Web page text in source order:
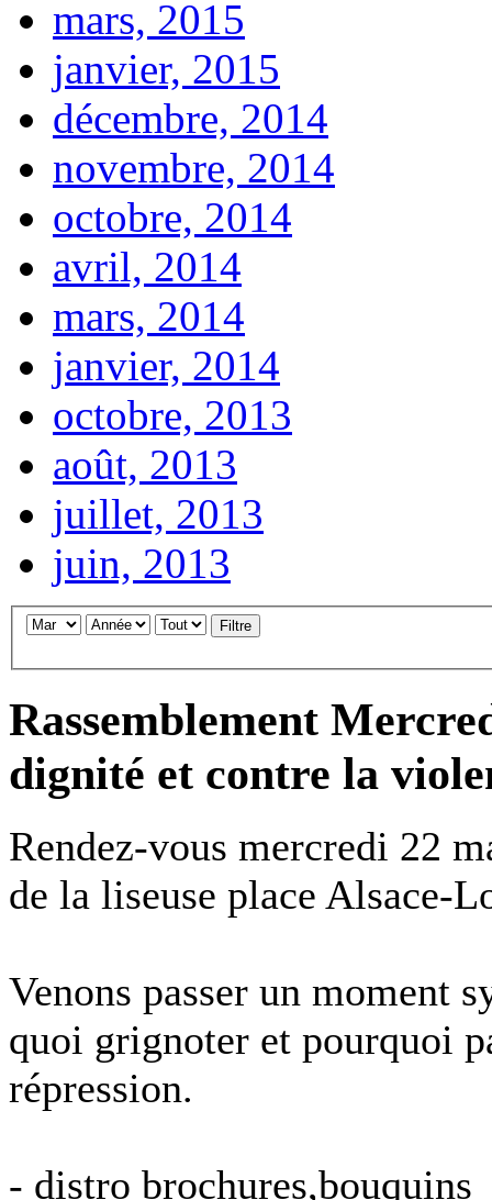
mars, 2015
janvier, 2015
décembre, 2014
novembre, 2014
octobre, 2014
avril, 2014
mars, 2014
janvier, 2014
octobre, 2013
août, 2013
juillet, 2013
juin, 2013
Filtre
Rassemblement
dignité et contre la
Rendez-vous mercredi 22
de la liseuse place Alsace-
Venons passer un moment
quoi grignoter et pourquoi
répression.
- distro brochures,bouquins